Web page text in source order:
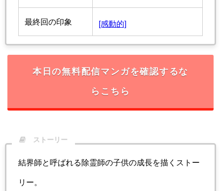
最終回の印象 [感動的]
本日の無料配信マンガを確認するな
らこちら
ストーリー
結界師と呼ばれる除霊師の子供の成長を描くストー
リー。